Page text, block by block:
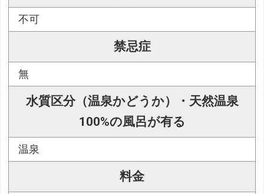
不可
禁忌症
無
水質区分（温泉かどうか）・天然温泉
100%の風呂が有る
温泉
料金